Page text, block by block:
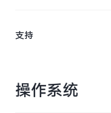
支持
操作系统